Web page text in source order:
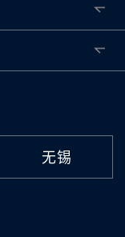
无锡